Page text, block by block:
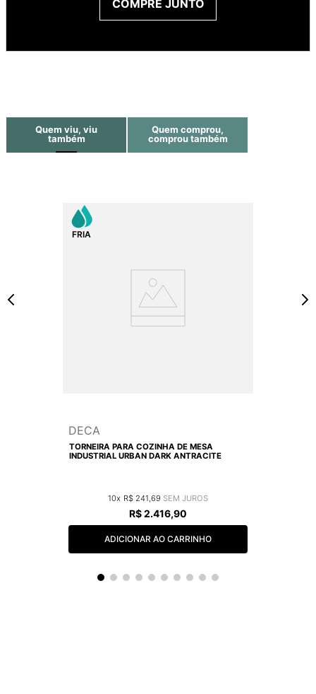
COMPRE JUNTO
Quem viu, viu
também
Quem comprou,
comprou também
DECA
TORNEIRA PARA COZINHA DE MESA
INDUSTRIAL URBAN DARK ANTRACITE
10 R$ 241 69
R$2.416,90
ADICIONAR AO CARRINHO